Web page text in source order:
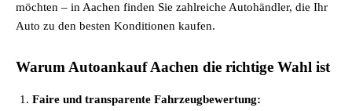
möchten – in Aachen finden Sie zahlreiche Autohändler, die Ihr
Auto zu den besten Konditionen kaufen.
Warum Autoankauf Aachen die richtige Wahl ist
Faire und transparente Fahrzeugbewertung: